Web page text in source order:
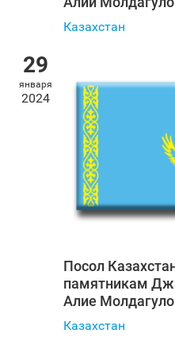
Казахстан
29
января
2024
Посол
памятникам
Алие
Казахстан